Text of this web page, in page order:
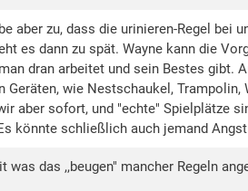
aber zu, dass die urinieren-Regel
es dann zu spät. Wayne kann die
dran arbeitet und sein Bestes gibt.
Geräten, wie Nestschaukel,
aber sofort, und "echte" Spielplätze
könnte schließlich auch jemand
was das ,,beugen" mancher Regeln